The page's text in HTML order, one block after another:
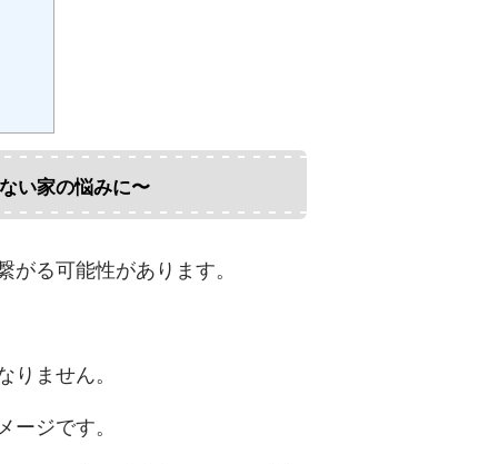
い家の悩みに〜
る可能性があります。
ません。
ジです。